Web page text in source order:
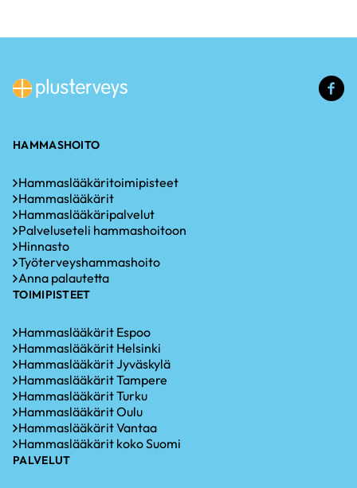
HAMMASHOITO
Hammaslääkäritoimipisteet
Hammaslääkärit
Hammaslääkäripalvelut
Palveluseteli hammashoitoon
Hinnasto
Työterveyshammashoito
Anna palautetta
TOIMIPISTEET
Hammaslääkärit Espoo
Hammaslääkärit Helsinki
Hammaslääkärit Jyväskylä
Hammaslääkärit Tampere
Hammaslääkärit Turku
Hammaslääkärit Oulu
Hammaslääkärit Vantaa
Hammaslääkärit koko Suomi
PALVELUT